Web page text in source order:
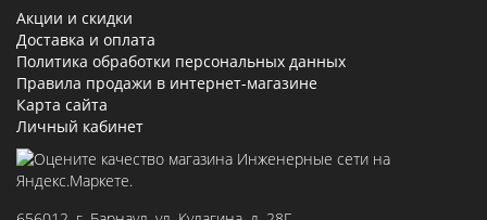
Акции и скидки
Доставка и оплата
Политика обработки персональных данных
Правила продажи в интернет-магазине
Карта сайта
Личный кабинет